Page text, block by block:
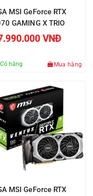
MSI GeForce RTX
GAMING X TRIO
VNĐ
Có hàng Mua hàng
MSI GeForce RTX